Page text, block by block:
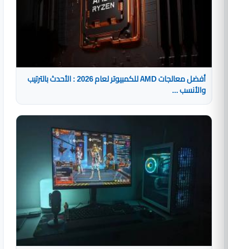
أفضل معالجات AMD للكمبيوتر لعام 2026 : الأحدث بالترتيب
والأنسب ...